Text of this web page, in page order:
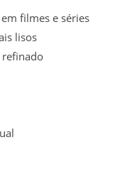
filmes e séries
lisos
refinado